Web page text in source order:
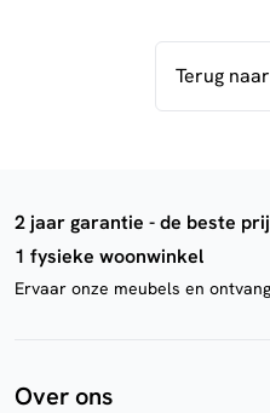
Terug
2 jaar garantie - de beste
1 fysieke woonwinkel
Ervaar onze meubels en
Over ons